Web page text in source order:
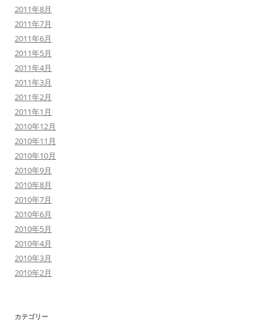
2011年8月
2011年7月
2011年6月
2011年5月
2011年4月
2011年3月
2011年2月
2011年1月
2010年12月
2010年11月
2010年10月
2010年9月
2010年8月
2010年7月
2010年6月
2010年5月
2010年4月
2010年3月
2010年2月
カテゴリー